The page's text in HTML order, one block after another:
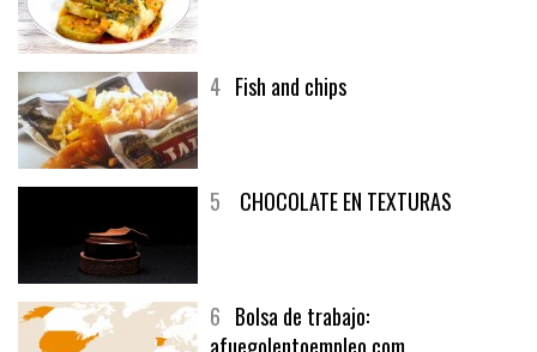
4 Fish and chips
5 CHOCOLATE EN TEXTURAS
6 Bolsa de trabajo: